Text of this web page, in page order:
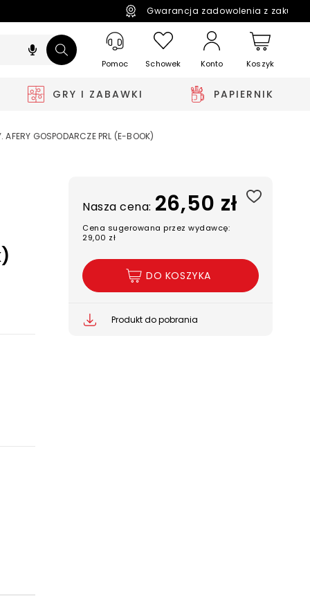
Gwarancja zadowolenia z
Pomoc Schowek Konto Koszyk
GRY I ZABAWKI PAPIERNIK
AFERY GOSPODARCZE PRL (E-BOOK)
Nasza cena: 26,50 zł
Cena sugerowana przez wydawcę:
29,00 zł
DO KOSZYKA
Produkt do pobrania